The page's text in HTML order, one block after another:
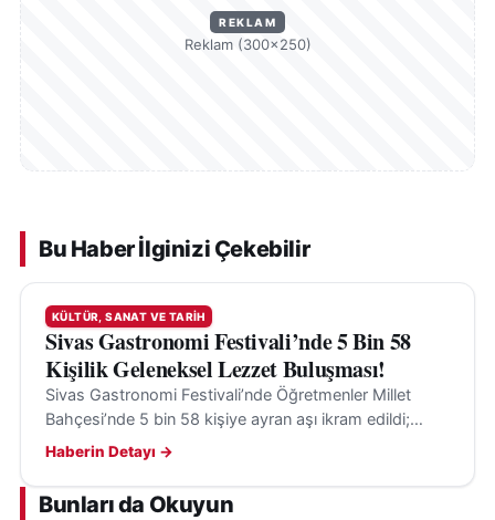
REKLAM
Reklam (300×250)
Bu Haber İlginizi Çekebilir
KÜLTÜR, SANAT VE TARIH
Sivas Gastronomi Festivali’nde 5 Bin 58
Kişilik Geleneksel Lezzet Buluşması!
Sivas Gastronomi Festivali’nde Öğretmenler Millet
Bahçesi’nde 5 bin 58 kişiye ayran aşı ikram edildi;
yöresel lezzetler tanıtıldı, halaylarla kültür yaşatıldı.
Haberin Detayı →
Bunları da Okuyun